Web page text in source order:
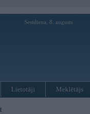
Sestdiena, 8. augusts
Lietotāji Meklētājs